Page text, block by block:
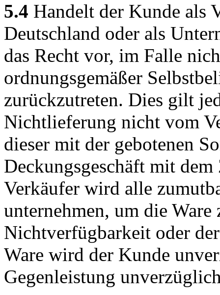
5.4 Handelt der Kunde als
Deutschland oder als
das Recht vor, im Falle
ordnungsgemäßer
zurückzutreten. Dies gilt
Nichtlieferung nicht vom
dieser mit der gebotenen
Deckungsgeschäft mit
Verkäufer wird alle
unternehmen, um die
Nichtverfügbarkeit oder
Ware wird der Kunde
Gegenleistung